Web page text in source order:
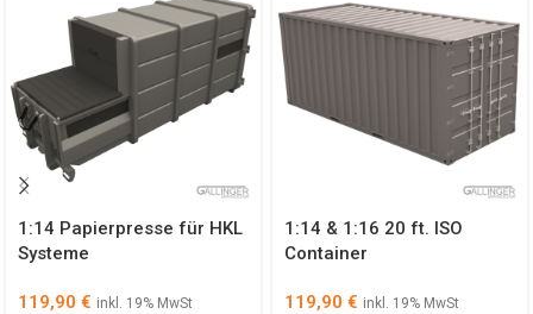
1:14 Papierpresse für HKL
Systeme
119,90 € inkl. 19% MwSt
1:14 & 1:16 20 ft. ISO
Container
119,90 € inkl. 19% MwSt